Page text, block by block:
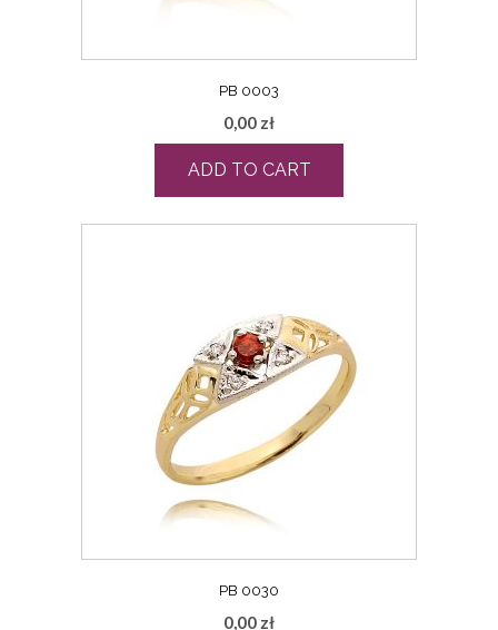
PB 0003
0,00 zł
ADD TO CART
PB 0030
0,00 zł